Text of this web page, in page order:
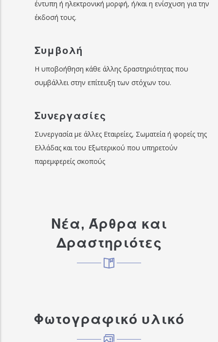
έντυπη ή ηλεκτρονική μορφή, ή/και η ενίσχυση για την
έκδοσή τους.
Συμβολή
Η υποβοήθηση κάθε άλλης δραστηριότητας που
συμβάλλει στην επίτευξη των στόχων του.
Συνεργασίες
Συνεργασία με άλλες Εταιρείες, Σωματεία ή φορείς της
Ελλάδας και του Εξωτερικού που υπηρετούν
παρεμφερείς σκοπούς
Νέα, Άρθρα και
Δραστηριότες
Φωτογραφικό υλικό